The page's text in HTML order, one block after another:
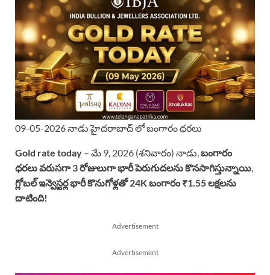
09-05-2026 నాడు హైదరాబాద్ లో బంగారం ధరలు
Gold rate today – మే 9, 2026 (శనివారం) నాడు,బంగారం
ధరలు వరుసగా 3 రోజులుగా భారీ పెరుగుదలను కొనసాగిస్తున్నాయి,
గ్లోబల్ ఇన్వెస్టర్ల భారీ కొనుగోళ్లతో 24K బంగారం ₹1.55 లక్షలను
దాటింది!
Advertisement
Advertisement